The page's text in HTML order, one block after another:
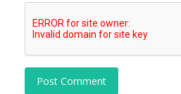
Post Comment